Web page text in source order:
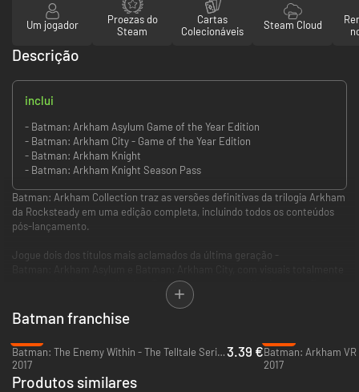
Um jogador
Proezas do
Steam
Cartas
Colecionáveis
Steam Cloud
Descrição
inclui
- Batman: Arkham Asylum Game of the Year Edition
- Batman: Arkham City - Game of the Year Edition
- Batman: Arkham Knight
- Batman: Arkham Knight Season Pass
Batman: Arkham Collection traz as versões definitivas da trilogia Arkham
da Rocksteady em uma edição completa, incluindo todos os conteúdos
pós-lançamento.
Jogue dois dos títulos mais aclamados da última geração -
remasterizados e atualizados. Complete a sua experiência com o final
explosivo da série Arkham em Batman: Arkham Knight. Torne-se o
Batman e utilize uma enorme quantidade de acessórios e habilidades
para combater os vilões mais perigosos de Gotham, enfrentando a maior
ameaça à cidade que Batman jurou proteger.
Batman franchise
Batman: The Enemy Within - The Telltale Series - PC & Mac (Steam)
2017
3.39 €Batman: Arkham VR
2017
Produtos similares